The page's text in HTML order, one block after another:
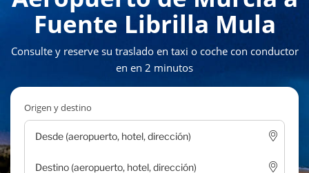
Fuente Librilla Mula
Consulte y reserve su traslado en taxi o coche con conductor
en en 2 minutos
Origen y destino